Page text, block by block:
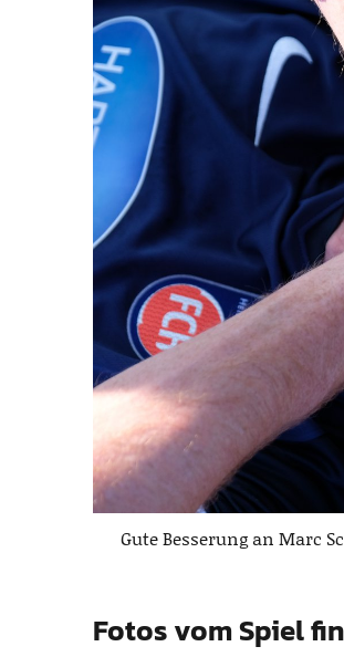
Gute Besserung an Marc
Fotos vom Spiel